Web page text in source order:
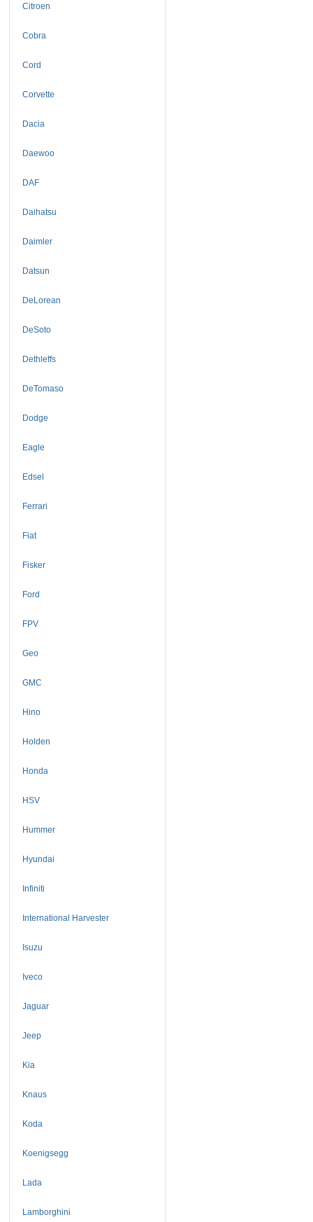
Citroen
Cobra
Cord
Corvette
Dacia
Daewoo
DAF
Daihatsu
Daimler
Datsun
DeLorean
DeSoto
Dethleffs
DeTomaso
Dodge
Eagle
Edsel
Ferrari
Fiat
Fisker
Ford
FPV
Geo
GMC
Hino
Holden
Honda
HSV
Hummer
Hyundai
Infiniti
International Harvester
Isuzu
Iveco
Jaguar
Jeep
Kia
Knaus
Koda
Koenigsegg
Lada
Lamborghini